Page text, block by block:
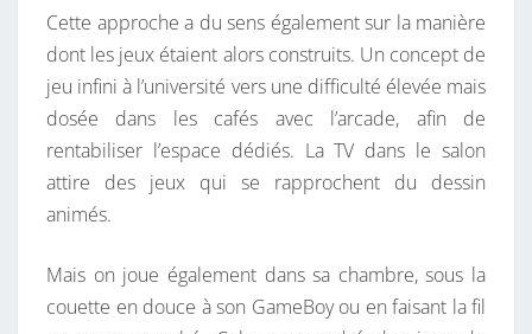
Cette approche a du sens également sur la manière
dont les jeux étaient alors construits. Un concept de
jeu infini à l’université vers une difficulté élevée mais
dosée dans les cafés avec l’arcade, afin de
rentabiliser l’espace dédiés. La TV dans le salon
attire des jeux qui se rapprochent du dessin
animés.
Mais on joue également dans sa chambre, sous la
couette en douce à son GameBoy ou en faisant la fil